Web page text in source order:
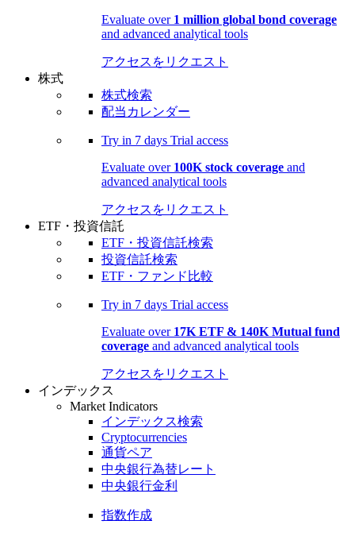
Evaluate over 1 million global bond coverage
and advanced analytical tools
アクセスをリクエスト
株式
株式検索
配当カレンダー
Try in 7 days Trial access
Evaluate over 100K stock coverage and
advanced analytical tools
アクセスをリクエスト
ETF・投資信託
ETF・投資信託検索
投資信託検索
ETF・ファンド比較
Try in 7 days Trial access
Evaluate over 17K ETF & 140K Mutual fund
coverage and advanced analytical tools
アクセスをリクエスト
インデックス
Market Indicators
インデックス検索
Cryptocurrencies
通貨ペア
中央銀行為替レート
中央銀行金利
指数作成